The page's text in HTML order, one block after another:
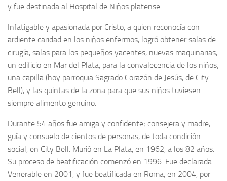
y fue destinada al Hospital de Niños platense.
Infatigable y apasionada por Cristo, a quien reconocía con
ardiente caridad en los niños enfermos, logró obtener salas de
cirugía, salas para los pequeños yacentes, nuevas maquinarias,
un edificio en Mar del Plata, para la convalecencia de los niños;
una capilla (hoy parroquia Sagrado Corazón de Jesús, de City
Bell), y las quintas de la zona para que sus niños tuviesen
siempre alimento genuino.
Durante 54 años fue amiga y confidente; consejera y madre,
guía y consuelo de cientos de personas, de toda condición
social, en City Bell. Murió en La Plata, en 1962, a los 82 años.
Su proceso de beatificación comenzó en 1996. Fue declarada
Venerable en 2001, y fue beatificada en Roma, en 2004, por